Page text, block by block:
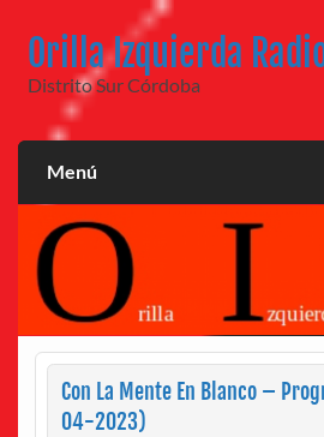
contenido
Orilla Izquierda
Distrito Sur Córdoba
Menú
Con La Mente En Blanco –
04-2023)